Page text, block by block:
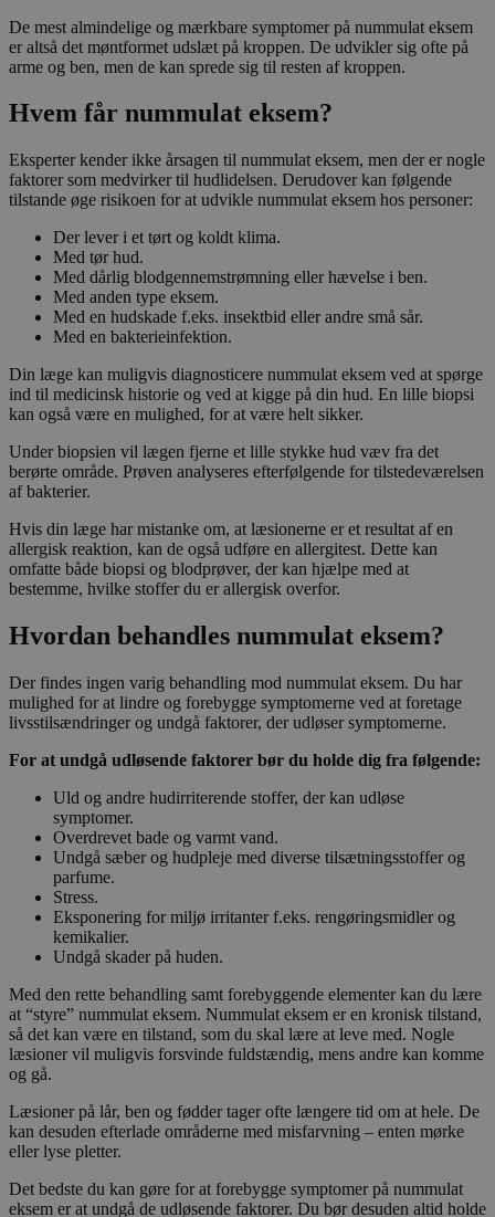
De mest almindelige og mærkbare symptomer på nummulat eksem
er altså det møntformet udslæt på kroppen. De udvikler sig ofte på
arme og ben, men de kan sprede sig til resten af kroppen.
Hvem får nummulat eksem?
Eksperter kender ikke årsagen til nummulat eksem, men der er nogle
faktorer som medvirker til hudlidelsen. Derudover kan følgende
tilstande øge risikoen for at udvikle nummulat eksem hos personer:
Der lever i et tørt og koldt klima.
Med tør hud.
Med dårlig blodgennemstrømning eller hævelse i ben.
Med anden type eksem.
Med en hudskade f.eks. insektbid eller andre små sår.
Med en bakterieinfektion.
Din læge kan muligvis diagnosticere nummulat eksem ved at spørge
ind til medicinsk historie og ved at kigge på din hud. En lille biopsi
kan også være en mulighed, for at være helt sikker.
Under biopsien vil lægen fjerne et lille stykke hud væv fra det
berørte område. Prøven analyseres efterfølgende for tilstedeværelsen
af bakterier.
Hvis din læge har mistanke om, at læsionerne er et resultat af en
allergisk reaktion, kan de også udføre en allergitest. Dette kan
omfatte både biopsi og blodprøver, der kan hjælpe med at
bestemme, hvilke stoffer du er allergisk overfor.
Hvordan behandles nummulat eksem?
Der findes ingen varig behandling mod nummulat eksem. Du har
mulighed for at lindre og forebygge symptomerne ved at foretage
livsstilsændringer og undgå faktorer, der udløser symptomerne.
For at undgå udløsende faktorer bør du holde dig fra følgende:
Uld og andre hudirriterende stoffer, der kan udløse
symptomer.
Overdrevet bade og varmt vand.
Undgå sæber og hudpleje med diverse tilsætningsstoffer og
parfume.
Stress.
Eksponering for miljø irritanter f.eks. rengøringsmidler og
kemikalier.
Undgå skader på huden.
Med den rette behandling samt forebyggende elementer kan du lære
at “styre” nummulat eksem. Nummulat eksem er en kronisk tilstand,
så det kan være en tilstand, som du skal lære at leve med. Nogle
læsioner vil muligvis forsvinde fuldstændig, mens andre kan komme
og gå.
Læsioner på lår, ben og fødder tager ofte længere tid om at hele. De
kan desuden efterlade områderne med misfarvning – enten mørke
eller lyse pletter.
Det bedste du kan gøre for at forebygge symptomer på nummulat
eksem er at undgå de udløsende faktorer. Du bør desuden altid holde